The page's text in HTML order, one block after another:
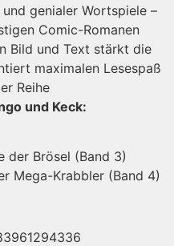
genialer Wortspiele –
Comic-Romanen
Bild und Text stärkt die
maximalen Lesespaß
Reihe
und Keck:
der Brösel (Band 3)
Mega-Krabbler (Band 4)